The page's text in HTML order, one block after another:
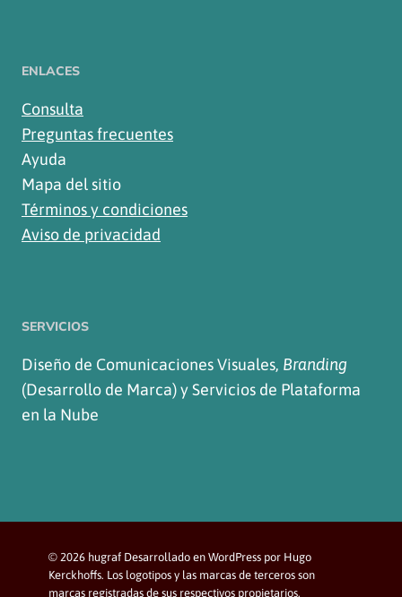
ENLACES
Consulta
Preguntas frecuentes
Ayuda
Mapa del sitio
Términos y condiciones
Aviso de privacidad
SERVICIOS
Diseño de Comunicaciones Visuales, Branding
(Desarrollo de Marca) y Servicios de Plataforma
en la Nube
© 2026 hugraf Desarrollado en WordPress por Hugo
Kerckhoffs. Los logotipos y las marcas de terceros son
marcas registradas de sus respectivos propietarios.